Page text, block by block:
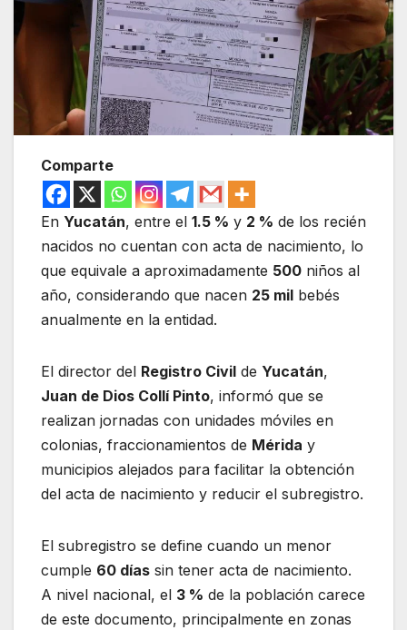
Comparte
En Yucatán, entre el 1.5 % y 2 % de los recién
nacidos no cuentan con acta de nacimiento, lo
que equivale a aproximadamente 500 niños al
año, considerando que nacen 25 mil bebés
anualmente en la entidad.
El director del Registro Civil de Yucatán,
Juan de Dios Collí Pinto, informó que se
realizan jornadas con unidades móviles en
colonias, fraccionamientos de Mérida y
municipios alejados para facilitar la obtención
del acta de nacimiento y reducir el subregistro.
El subregistro se define cuando un menor
cumple 60 días sin tener acta de nacimiento.
A nivel nacional, el 3 % de la población carece
de este documento, principalmente en zonas